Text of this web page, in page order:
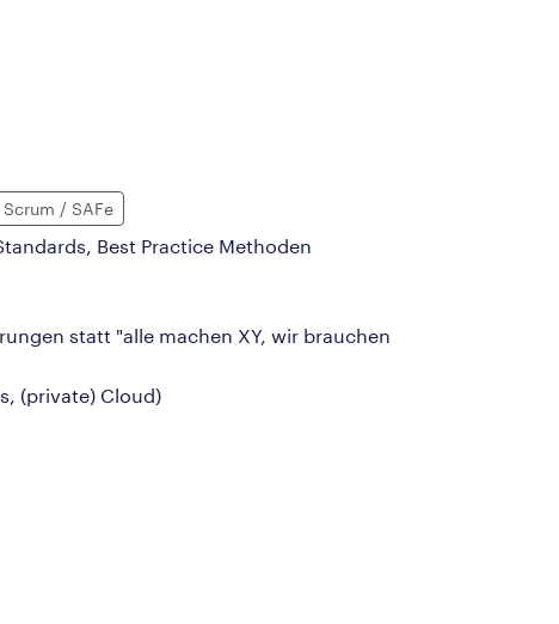
/ SAFe
Best Practice Methoden
statt "alle machen XY, wir brauchen
(private) Cloud)